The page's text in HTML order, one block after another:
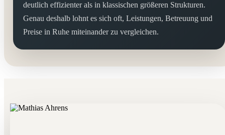
deutlich effizienter als in klassischen größeren Strukturen.
Genau deshalb lohnt es sich oft, Leistungen, Betreuung und
Preise in Ruhe miteinander zu vergleichen.